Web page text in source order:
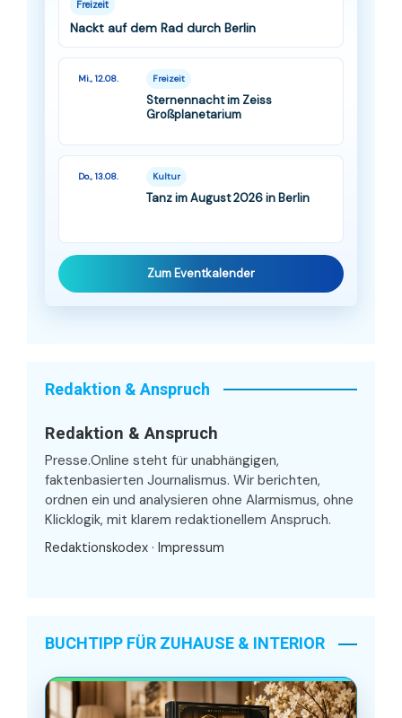
Freizeit
Nackt auf dem Rad durch Berlin
Mi., 12.08. Freizeit
Sternennacht im Zeiss
Großplanetarium
Do., 13.08. Kultur
Tanz im August 2026 in Berlin
Zum Eventkalender
Redaktion & Anspruch
Redaktion & Anspruch
Presse.Online steht für unabhängigen,
faktenbasierten Journalismus. Wir berichten,
ordnen ein und analysieren ohne Alarmismus, ohne
Klicklogik, mit klarem redaktionellem Anspruch.
Redaktionskodex · Impressum
BUCHTIPP FÜR ZUHAUSE & INTERIOR